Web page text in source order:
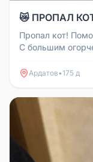
😿 ПРОПАЛ
Пропал кот!
С большим
Ардатов•175 д